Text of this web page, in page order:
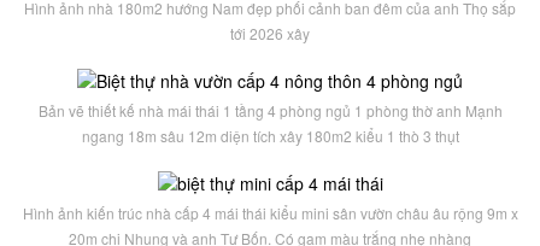
Hình ảnh nhà 180m2 hướng Nam đẹp phối cảnh ban đêm của anh Thọ sắp
tới 2026 xây
Bản vẽ thiết kế nhà mái thái 1 tầng 4 phòng ngủ 1 phòng thờ anh Mạnh
ngang 18m sâu 12m diện tích xây 180m2 kiểu 1 thò 3 thụt
Hình ảnh kiến trúc nhà cấp 4 mái thái kiểu mini sân vườn châu âu rộng 9m x
20m chị Nhung và anh Tư Bốn. Có gam màu trắng nhẹ nhàng